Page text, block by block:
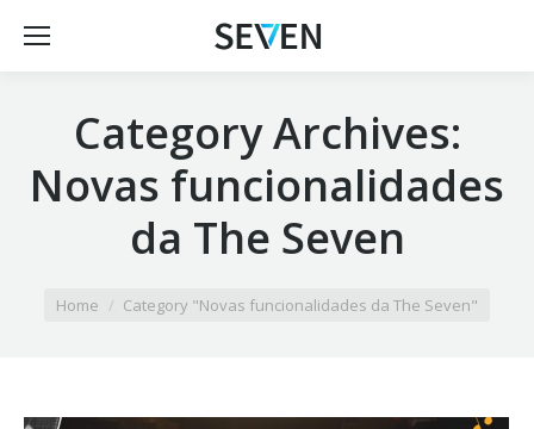
Category Archives:
Novas funcionalidades
da The Seven
Home Category "Novas funcionalidades da The Seven"